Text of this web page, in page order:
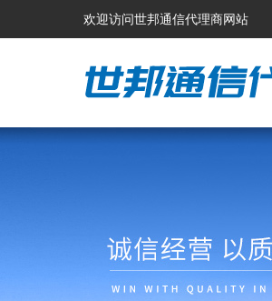
欢迎访问世邦通信代理商网站